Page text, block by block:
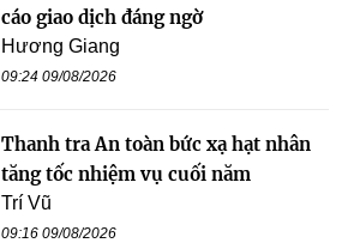
cáo giao dịch đáng ngờ
Hương Giang
09:24 09/08/2026
Thanh tra An toàn bức xạ hạt nhân
tăng tốc nhiệm vụ cuối năm
Trí Vũ
09:16 09/08/2026